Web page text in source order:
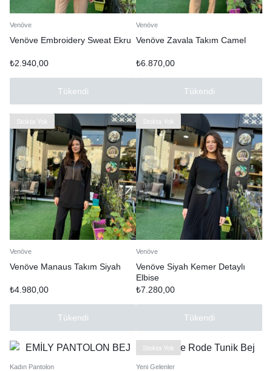
Venöve
Venöve Embroidery Sweat Ekru
₺2.940,00
Tükendi
Venöve
Venöve Zavala Takım Camel
₺6.870,00
Tükendi
Stokta Yok
Venöve
Venöve Manaus Takım Siyah
₺4.980,00
Tükendi
Stokta Yok
Venöve
Venöve Siyah Kemer Detaylı
Elbise
₺7.280,00
Tükendi
Kadın Pantolon
Stokta Yok
Yeni Gelenler